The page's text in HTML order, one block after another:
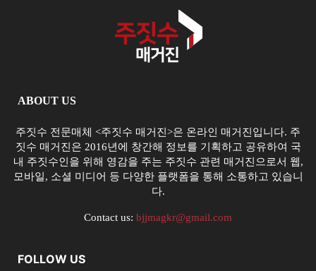
ABOUT US
주짓수 전문매체 <주짓수 매거진>은 온라인 매거진입니다. 주
짓수 매거진은 2016년에 창간해 정보를 기획하고 공유하여 국
내 주짓수인을 위해 영감을 주는 주짓수 관련 매거진으로서 웹,
모바일, 소셜 미디어 등 다양한 플랫폼을 통해 소통하고 있습니
다.
Contact us: bjjmagkr@gmail.com
FOLLOW US